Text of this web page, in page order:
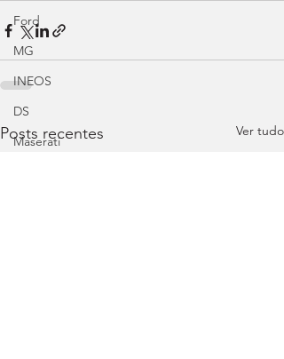
Ford
MG
INEOS
DS
Maserati
Posts recentes Ver tudo